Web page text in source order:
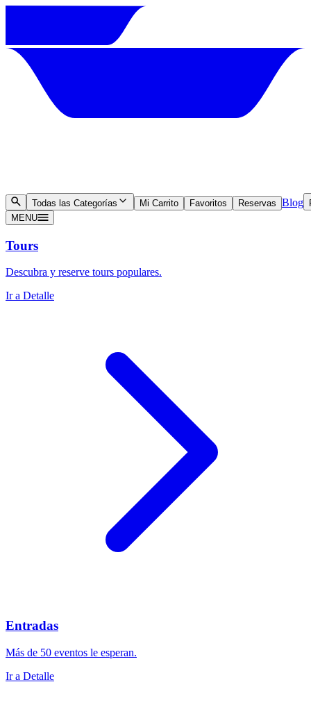
Todas las Categorías Mi Carrito Favoritos Reservas Blog
MENU
Tours
Descubra y reserve tours populares.
Ir a Detalle
Entradas
Más de 50 eventos le esperan.
Ir a Detalle